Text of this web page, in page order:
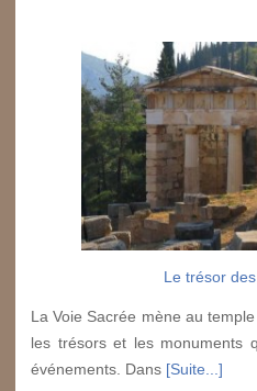
Le trésor
La Voie Sacrée mène au
les trésors et les monuments
événements. Dans [Suite...]